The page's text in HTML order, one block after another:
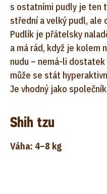
s ostatními pudly je ten
střední a velký pudl, ale
Pudlík je přátelsky
a má rád, když je kolem
nudu – nemá-li
může se stát
Je vhodný jako
Shih tzu
Váha: 4–8 kg